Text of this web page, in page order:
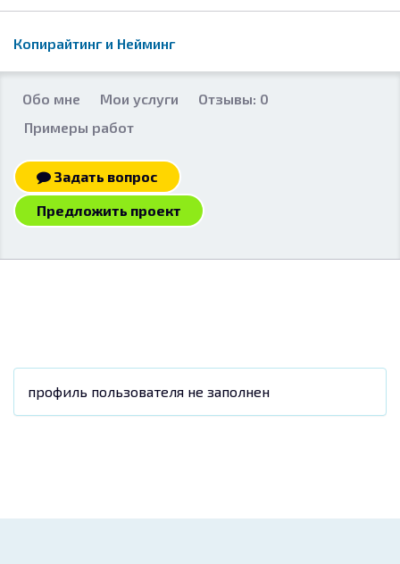
Копирайтинг и Нейминг
Обо мне Мои услуги
Отзывы: 0
Примеры работ
Задать вопрос
Предложить проект
профиль пользователя не заполнен